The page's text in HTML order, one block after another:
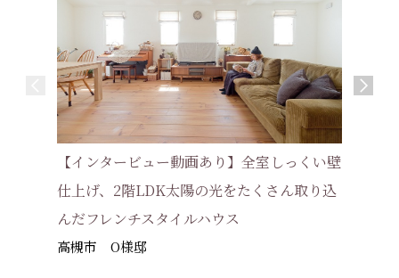
【インタービュー動画あり】全室しっくい壁
仕上げ、2階LDK太陽の光をたくさん取り込
んだフレンチスタイルハウス
高槻市 O様邸